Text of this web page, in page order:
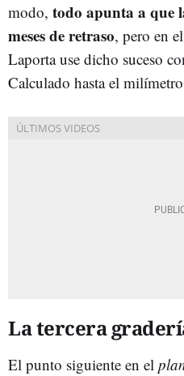
modo, todo apunta a que
meses de retraso, pero en
Laporta use dicho suceso
Calculado hasta el
La tercera
El punto siguiente en el